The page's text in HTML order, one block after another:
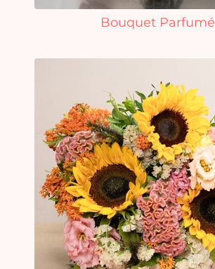
Bouquet Parfumé